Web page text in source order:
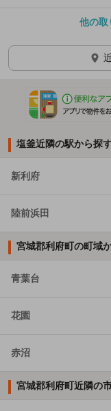
他の取
塩釜近隣の駅から探
新利府
陸前浜田
宮城郡利府町の町域
青葉台
花園
赤沼
宮城郡利府町近隣の